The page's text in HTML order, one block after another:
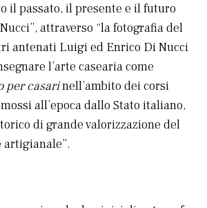
il passato, il presente e il futuro
attraverso “la fotografia del
antenati Luigi ed Enrico Di Nucci
l’arte casearia come
per casarinell’ambito dei corsi
all’epoca dallo Stato italiano,
di grande valorizzazione del
artigianale”.